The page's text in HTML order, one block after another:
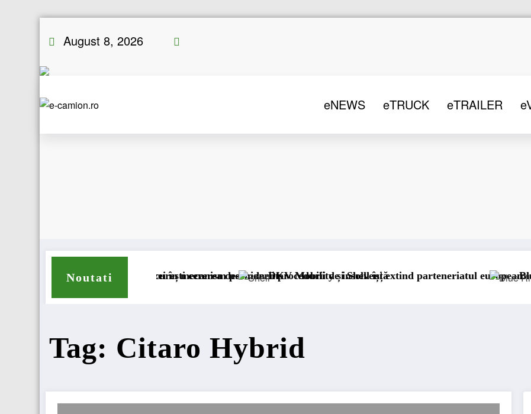
August 8, 2026
eNEWS eTRUCK eTRAILER
Noutati
a accizei în mecanism permanent
la Tribunalul București cererea deschiderii procedurii de insolvențăDKV Mobility și Shell își extind parteneriatul europeanBlue River:
Tag: Citaro Hybrid